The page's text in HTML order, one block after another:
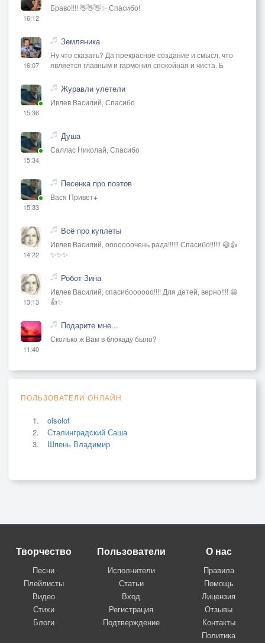
16:12
Браво!!!! 👋👋👋✨ Спасибо!
16:07
Земляника
Ну что сказать? Да прекрасное создание и смысл, что
является главным и гармония спокойная и чиста. Б
15:36
Журавли улетели
Ивлев Василий, Спасибо
15:34
Душа
Саллас Николай, Спасибо
15:33
Песенка про поэтов
Вася Привет+
14:22
Всё про куплеты
Ивлев Василий, ооооооочень рада!!!!!! Спасибо!!!!!! 😃👍
✨✨✨
13:13
Робот Зина
Ивлев Василий, спасибоооооо!!!! Для детей, верно!!!! 😃
👍✨
11:40
Подарите мне...
Сколько ж Вам в блокаду было?
ПОЛЬЗОВАТЕЛИ ОНЛАЙН
olsolof
Сталинградский Саша
Шпень Владимир
Творчество
Песни
Плейлисты
Видео
Стихи
Блоги
Пользователи
Исполнители
Статьи
Вход
Регистрация
Подтверждение
О нас
Правила
Помощь
Лицензия
Отзывы
Контакты
Политика